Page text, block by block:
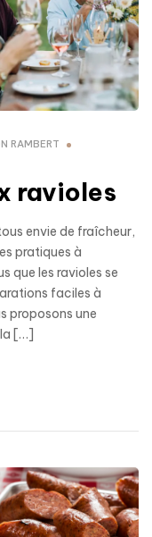
RAMBERT
ravioles
envie de fraîcheur,
pratiques à
que les ravioles se
faciles à
proposons une
[…]